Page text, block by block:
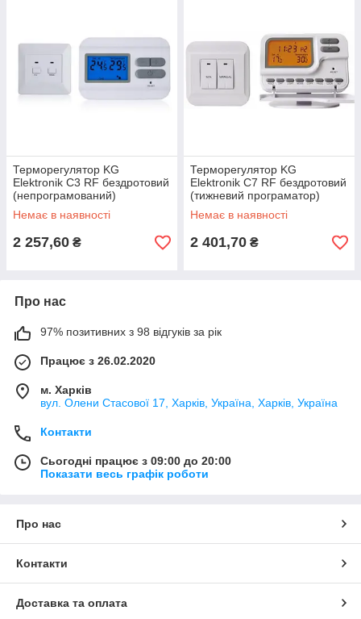
Терморегулятор KG
Elektronik C3 RF бездротовий
(непрограмований)
Немає в наявності
2 257,60 ₴
Терморегулятор KG
Elektronik C7 RF бездротовий
(тижневий програматор)
Немає в наявності
2 401,70 ₴
Про нас
97% позитивних з 98 відгуків за рік
Працює з 26.02.2020
м. Харків
вул. Олени Стасової 17, Харків, Україна, Харків, Україна
Контакти
Сьогодні працює з 09:00 до 20:00
Показати весь графік роботи
Про нас
Контакти
Доставка та оплата